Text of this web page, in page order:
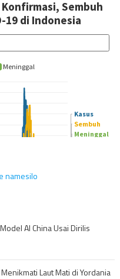
AI China Usai Dirilis
Laut Mati di Yordania